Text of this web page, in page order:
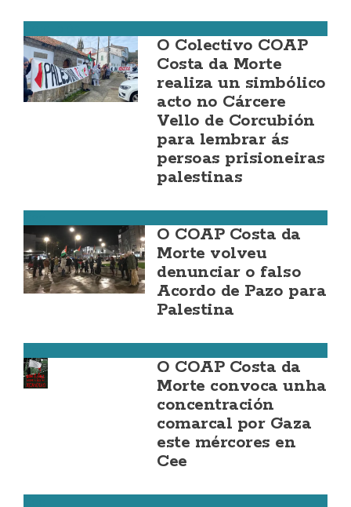
O Colectivo COAP
Costa da Morte
realiza un simbólico
acto no Cárcere
Vello de Corcubión
para lembrar ás
persoas prisioneiras
palestinas
O COAP Costa da
Morte volveu
denunciar o falso
Acordo de Pazo para
Palestina
O COAP Costa da
Morte convoca unha
concentración
comarcal por Gaza
este mércores en
Cee